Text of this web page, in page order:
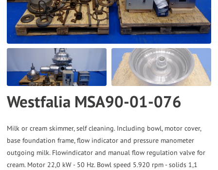
selected
search
result.
Touch
device
users
can
use
and
swipe
gestures.
Westfalia MSA90-01-076
Milk or cream skimmer, self cleaning. Including bowl, motor cover,
base foundation frame, flow indicator and pressure manometer
outgoing milk. Flowindicator and manual flow regulation valve for
cream. Motor 22,0 kW - 50 Hz. Bowl speed 5.920 rpm - solids 1,1